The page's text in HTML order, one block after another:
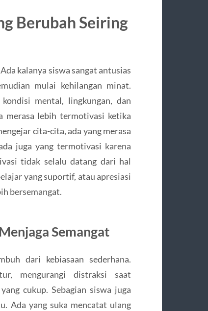
Berubah Seiring
kalanya siswa sangat antusias
mulai kehilangan minat.
mental, lingkungan, dan
merasa lebih termotivasi ketika
cita-cita, ada yang merasa
juga yang termotivasi karena
tidak selalu datang dari hal
yang suportif, atau apresiasi
bersemangat.
Semangat
dari kebiasaan sederhana.
mengurangi distraksi saat
cukup. Sebagian siswa juga
Ada yang suka mencatat ulang